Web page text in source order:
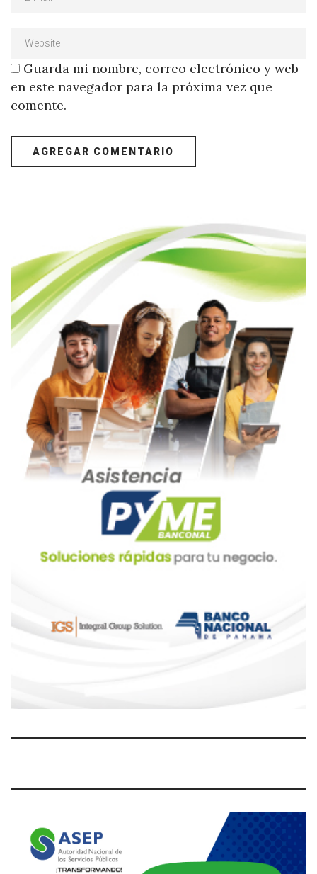
Guarda mi nombre, correo electrónico y web
en este navegador para la próxima vez que
comente.